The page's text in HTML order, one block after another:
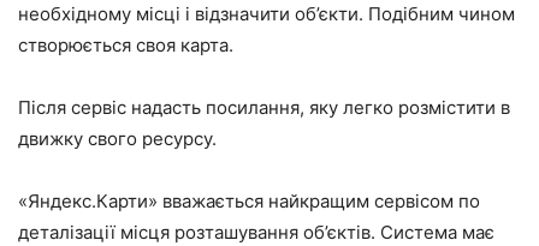
необхідному місці і відзначити об’єкти. Подібним чином
створюється своя карта.
Після сервіс надасть посилання, яку легко розмістити в
движку свого ресурсу.
«Яндекс.Карти» вважається найкращим сервісом по
деталізації місця розташування об’єктів. Система має